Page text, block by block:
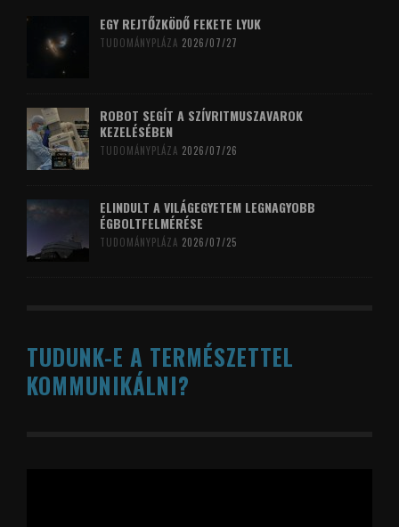
EGY REJTŐZKÖDŐ FEKETE LYUK
TUDOMÁNYPLÁZA 2026/07/27
ROBOT SEGÍT A SZÍVRITMUSZAVAROK
KEZELÉSÉBEN
TUDOMÁNYPLÁZA 2026/07/26
ELINDULT A VILÁGEGYETEM LEGNAGYOBB
ÉGBOLTFELMÉRÉSE
TUDOMÁNYPLÁZA 2026/07/25
TUDUNK-E A TERMÉSZETTEL
KOMMUNIKÁLNI?